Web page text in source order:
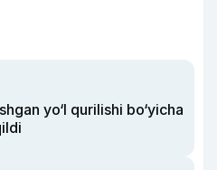
yo‘l qurilishi bo‘yicha